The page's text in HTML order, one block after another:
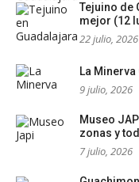
Tejuino de
mejor (12
22 julio, 2026
La
9 julio, 2026
Museo
zonas y
7 julio, 2026